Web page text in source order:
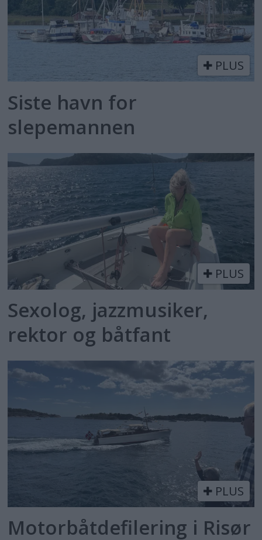
PLUS
Siste havn for
slepemannen
PLUS
Sexolog, jazzmusiker,
rektor og båtfant
PLUS
Motorbåtdefilering i Risør